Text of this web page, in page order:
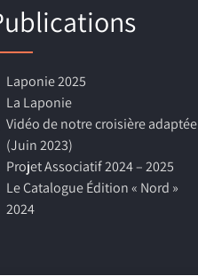
Laponie 2025
La Laponie
Vidéo de notre croisière adaptée
(Juin 2023)
Projet Associatif 2024 – 2025
Le Catalogue Édition « Nord »
2024